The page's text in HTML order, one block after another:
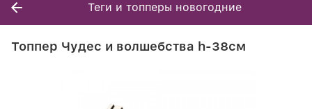
Теги и топперы новогодние
Топпер Чудес и волшебства h-38см